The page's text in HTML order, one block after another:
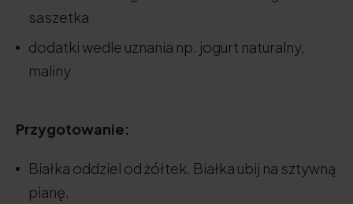
saszetka
dodatki wedle uznania np. jogurt naturalny,
maliny
Przygotowanie:
Białka oddziel od żółtek. Białka ubij na sztywną
pianę.